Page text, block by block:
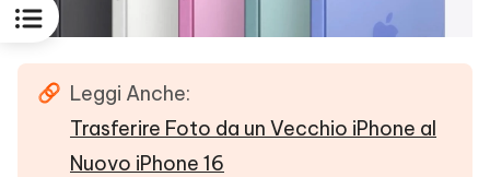
Leggi Anche:
Trasferire Foto da un Vecchio iPhone al
Nuovo iPhone 16